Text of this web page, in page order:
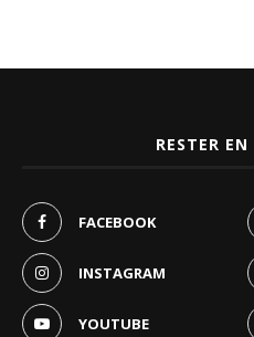
RESTER
FACEBOOK
INSTAGRAM
YOUTUBE